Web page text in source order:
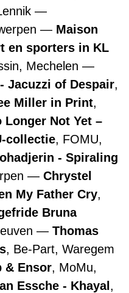
Maison
en sporters in KL
Mechelen
Jacuzzi of Despair,
Miller in Print,
Longer Not Yet –
collectie, FOMU,
- Spiraling
Chrystel
My Father Cry,
Bruna
Thomas
, Be-Part, Waregem
& Ensor, MoMu,
Essche - Khayal ,